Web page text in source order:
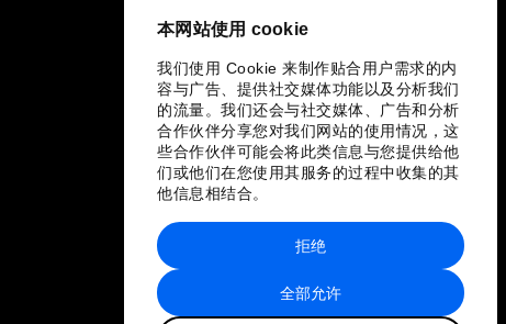
本网站使用 cookie
我们使用 Cookie 来制作贴合用户需求的内
容与广告、提供社交媒体功能以及分析我们
的流量。我们还会与社交媒体、广告和分析
合作伙伴分享您对我们网站的使用情况，这
些合作伙伴可能会将此类信息与您提供给他
们或他们在您使用其服务的过程中收集的其
他信息相结合。
全部允许
拒绝